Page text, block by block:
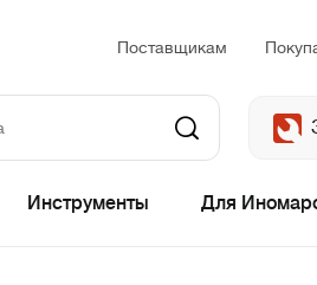
Поставщикам
Инструменты Для